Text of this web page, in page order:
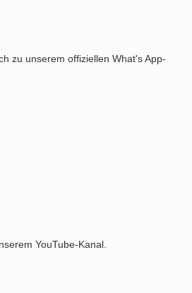
zu unserem offiziellen What's App-
YouTube-Kanal.